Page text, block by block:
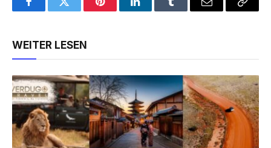
FacebookTwitter PinterestLinkedInTumblr Email
Copy
WEITER LESEN